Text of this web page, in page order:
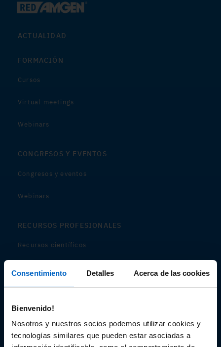
Consentimiento Detalles Acerca de las cookies
Bienvenido!
Nosotros y nuestros socios podemos utilizar cookies y
tecnologías similares que pueden estar asociadas a
ACTUALIDAD
FORMACIÓN
Cursos
Virtual meetings
Webinars
CONGRESOS Y EVENTOS
Congresos y eventos
Webinars
RECURSOS PROFESIONALES
Recursos científicos
Audiovisual
Espacio de Información Médica